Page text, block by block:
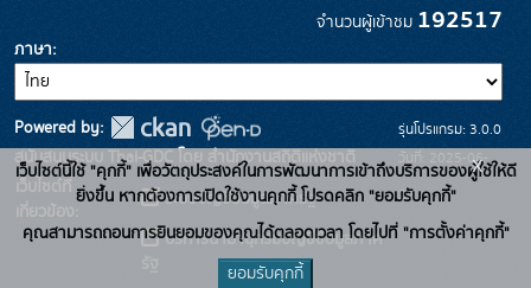
จำนวนผู้เข้าชม 192517
ภาษา
Powered by:
สนับสนุนระบบ Thai-GDC โดย สำนักงานสถิติแห่งชาติ
เว็บไซต์ที่
เกี่ยวข้อง:
ระบบบัญชีข้อมูลภาครัฐ
บริการนามานุกรมบัญชีข้อมูลภาค
รุ่นโปรแกรม: 3.0.0
วันที่: 2025-06-
26
เว็บไซต์นี้ใช้ "คุกกี้" เพื่อวัตถุประสงค์ในการพัฒนาการเข้าถึงบริการของผู้ใช้ให้ดี
ยิ่งขึ้น หากต้องการเปิดใช้งานคุกกี้ โปรดคลิก "ยอมรับคุกกี้"
คุณสามารถถอนการยินยอมของคุณได้ตลอดเวลา โดยไปที่ "การตั้งค่าคุกกี้"
ยอมรับคุกกี้
x